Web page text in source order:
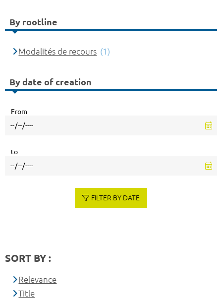
By rootline
Modalités de recours (1)
By date of creation
From
to
FILTER BY DATE
SORT BY :
Relevance
Title